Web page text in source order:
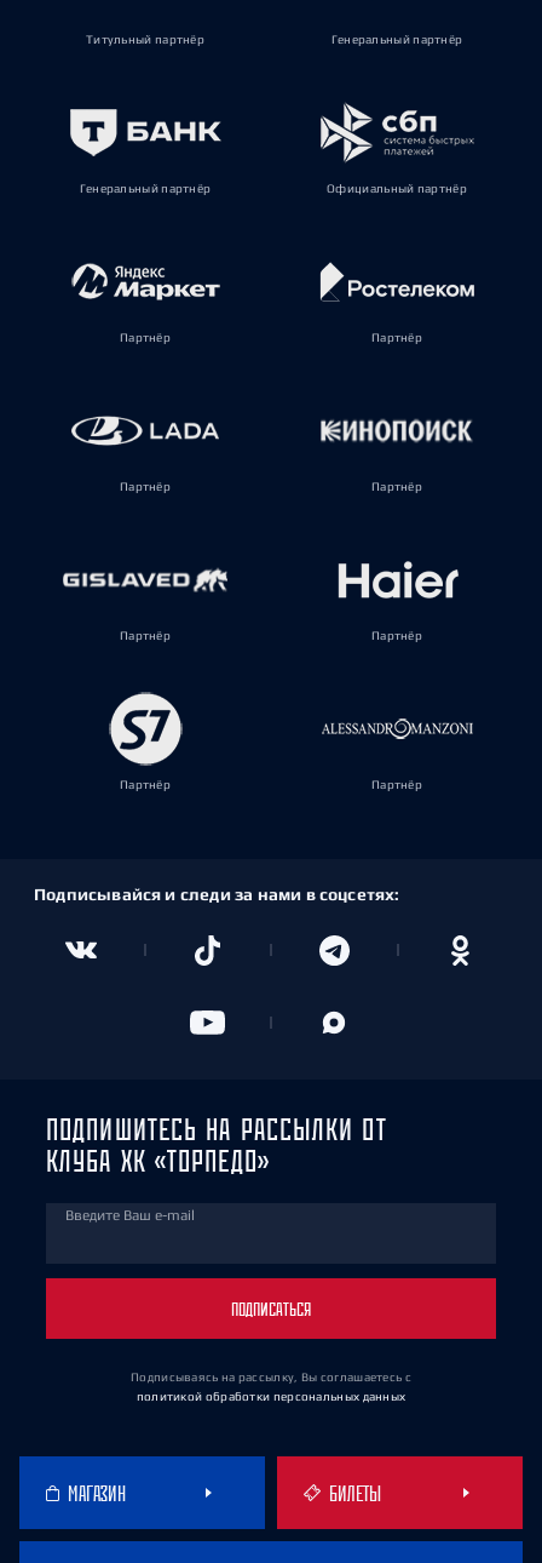
Титульный партнёр Генеральный партнёр
Генеральный партнёр Официальный партнёр
Партнёр Партнёр
Партнёр Партнёр
Партнёр Партнёр
Партнёр Партнёр
Подписывайся и следи за нами в соцсетях:
ПОДПИШИТЕСЬ НА РАССЫЛКИ ОТ
КЛУБА ХК «ТОРПЕДО»
Введите Ваш e-mail
ПОДПИСАТЬСЯ
Подписываясь на рассылку, Вы соглашаетесь с
политикой обработки персональных данных
МАГАЗИН БИЛЕТЫ